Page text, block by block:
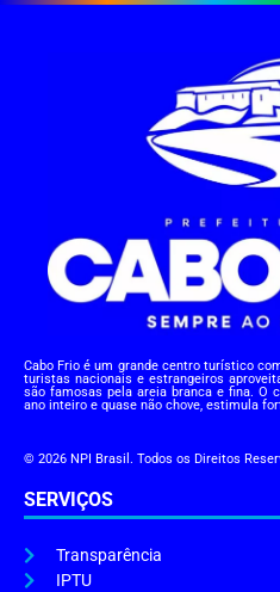
Cabo Frio é um grande centro turístico
turistas nacionais e estrangeiros
são famosas pela areia branca e fina. O
ano inteiro e quase não chove, estimula
© 2026 NPI Brasil. Todos os Direitos
SERVIÇOS
Transparência
IPTU